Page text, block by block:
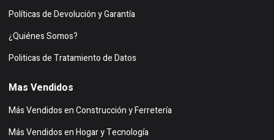
Políticas de Devolución y Garantía
¿Quiénes Somos?
Politicas de Tratamiento de Datos
Mas Vendidos
Más Vendidos en Construcción y Ferretería
Más Vendidos en Hogar y Tecnología